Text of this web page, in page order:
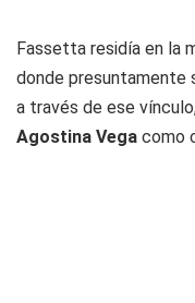
Fassetta residía en la
donde presuntamente
a través de ese
Agostina Vega como